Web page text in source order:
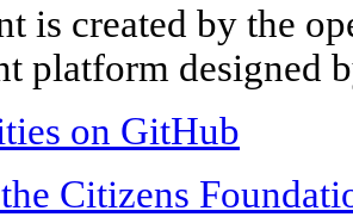
is created by the
platform designed
on GitHub
Citizens